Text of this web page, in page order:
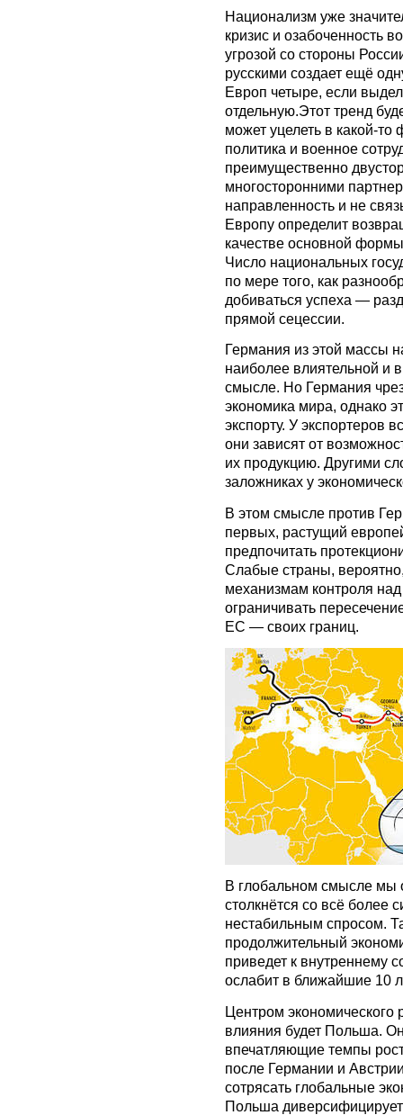
Национализм уже
кризис и озабоченность
угрозой со стороны
русскими создает ещё
Европ четыре, если
отдельную.Этот тренд
может уцелеть в какой-
политика и военное
преимущественно
многосторонними
направленность и не
Европу определит
качестве основной
Число национальных
по мере того, как
добиваться успеха —
прямой сецессии.
Германия из этой массы
наиболее влиятельной и
смысле. Но Германия
экономика мира, однако
экспорту. У экспортеров
они зависят от
их продукцию. Другими
заложниках у
В этом смысле против
первых, растущий
предпочитать
Слабые страны,
механизмам контроля
ограничивать
ЕС — своих границ.
В глобальном смысле мы
столкнётся со всё более
нестабильным спросом.
продолжительный
приведет к внутреннему
ослабит в ближайшие 10
Центром экономического
влияния будет Польша.
впечатляющие темпы
после Германии и
сотрясать глобальные
Польша